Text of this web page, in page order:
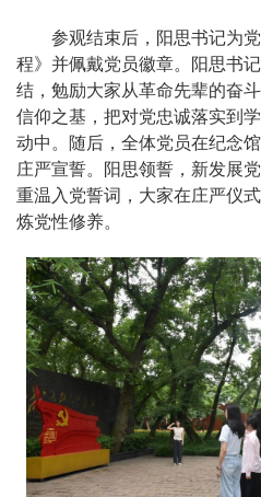
参观结束后，阳思书记为
程》并佩戴党员徽章。阳思书
结，勉励大家从革命先辈的奋
信仰之基，把对党忠诚落实到
动中。随后，全体党员在纪念
庄严宣誓。阳思领誓，新发展
重温入党誓词，大家在庄严仪
炼党性修养。